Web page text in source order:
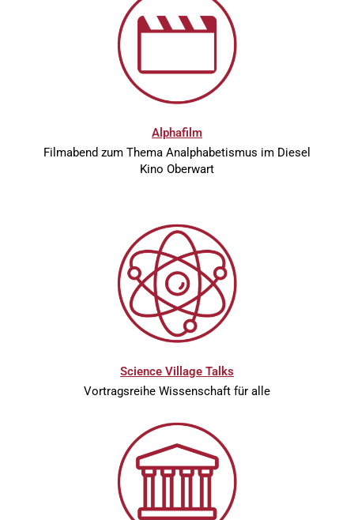
Alphafilm
Filmabend zum Thema Analphabetismus im Diesel
Kino Oberwart
Science Village Talks
Vortragsreihe Wissenschaft für alle